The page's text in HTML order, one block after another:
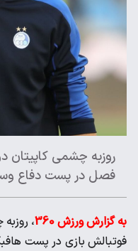
روزبه چشمی کاپیتان
فصل در پست دفاع
به گزارش ورزش 360
،
فوتبالش بازی در پست